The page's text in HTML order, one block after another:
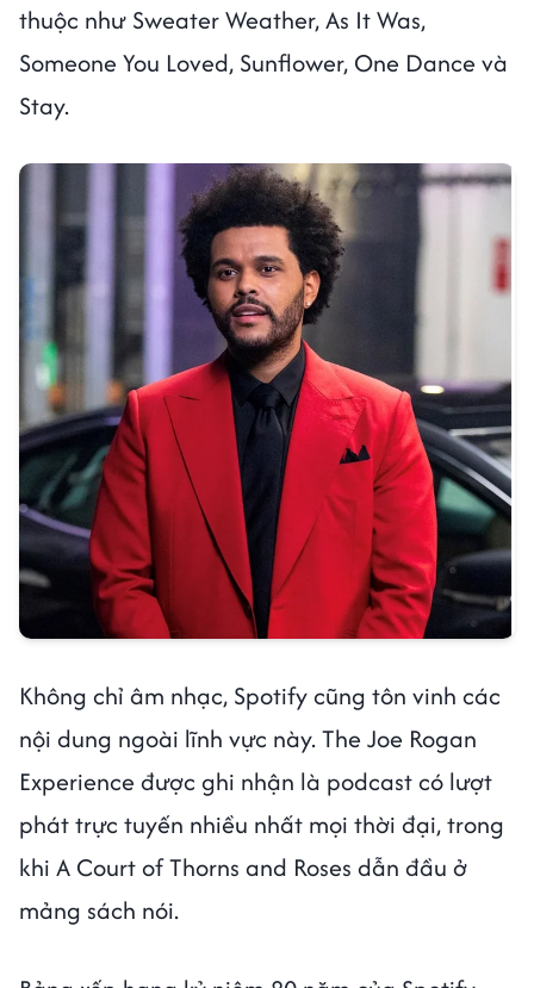
thuộc như Sweater Weather, As It Was,
Someone You Loved, Sunflower, One Dance và
Stay.
Không chỉ âm nhạc, Spotify cũng tôn vinh các
nội dung ngoài lĩnh vực này. The Joe Rogan
Experience được ghi nhận là podcast có lượt
phát trực tuyến nhiều nhất mọi thời đại, trong
khi A Court of Thorns and Roses dẫn đầu ở
mảng sách nói.